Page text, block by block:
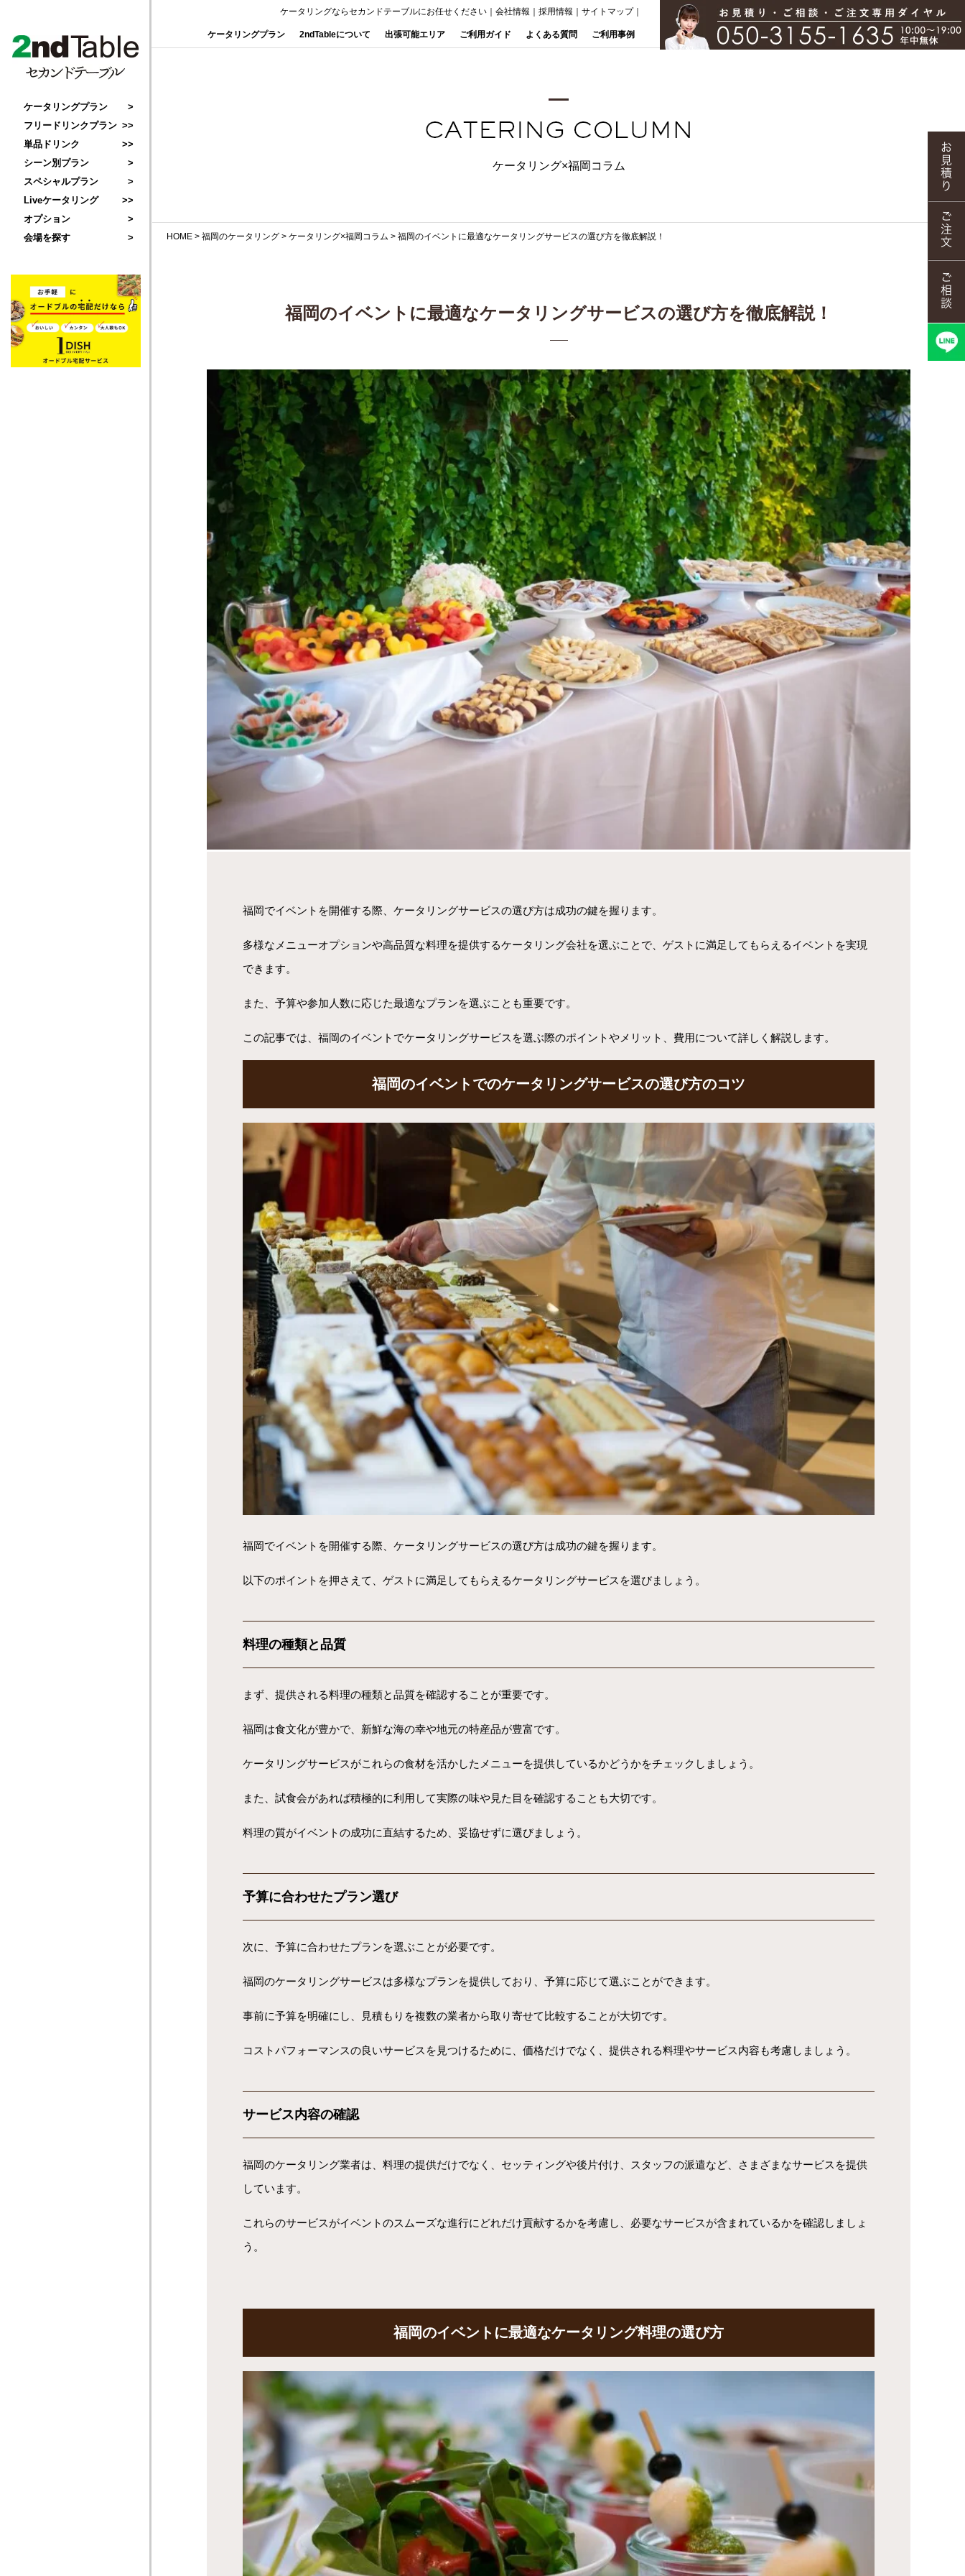
ケータリングならセカンドテーブルにお任せください 会社情報 採用情報 サイトマップ｜
ケータリングプラン 2ndTableについて 出張可能エリア ご利用ガイド よくある質問 ご利用事例
ケータリングプラン
フリードリンクプラン
単品ドリンク
シーン別プラン
スペシャルプラン
Liveケータリング
オプション
会場を探す
ケータリング×福岡コラム
HOME > 福岡のケータリング > ケータリング×福岡コラム > 福岡のイベントに最適なケータリングサービスの選び方を徹底解説！
福岡のイベントに最適なケータリングサービスの選び方を徹底解説！
福岡でイベントを開催する際、ケータリングサービスの選び方は成功の鍵を握ります。
多様なメニューオプションや高品質な料理を提供するケータリング会社を選ぶことで、ゲストに満足してもらえるイベントを実現
できます。
また、予算や参加人数に応じた最適なプランを選ぶことも重要です。
この記事では、福岡のイベントでケータリングサービスを選ぶ際のポイントやメリット、費用について詳しく解説します。
福岡のイベントでのケータリングサービスの選び方のコツ
福岡でイベントを開催する際、ケータリングサービスの選び方は成功の鍵を握ります。
以下のポイントを押さえて、ゲストに満足してもらえるケータリングサービスを選びましょう。
料理の種類と品質
まず、提供される料理の種類と品質を確認することが重要です。
福岡は食文化が豊かで、新鮮な海の幸や地元の特産品が豊富です。
ケータリングサービスがこれらの食材を活かしたメニューを提供しているかどうかをチェックしましょう。
また、試食会があれば積極的に利用して実際の味や見た目を確認することも大切です。
料理の質がイベントの成功に直結するため、妥協せずに選びましょう。
予算に合わせたプラン選び
次に、予算に合わせたプランを選ぶことが必要です。
福岡のケータリングサービスは多様なプランを提供しており、予算に応じて選ぶことができます。
事前に予算を明確にし、見積もりを複数の業者から取り寄せて比較することが大切です。
コストパフォーマンスの良いサービスを見つけるために、価格だけでなく、提供される料理やサービス内容も考慮しましょう。
サービス内容の確認
福岡のケータリング業者は、料理の提供だけでなく、セッティングや後片付け、スタッフの派遣など、さまざまなサービスを提供
しています。
これらのサービスがイベントのスムーズな進行にどれだけ貢献するかを考慮し、必要なサービスが含まれているかを確認しましょ
う。
福岡のイベントに最適なケータリング料理の選び方